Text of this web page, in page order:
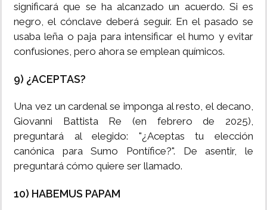
significará que se ha alcanzado un acuerdo. Si es
negro, el cónclave deberá seguir. En el pasado se
usaba leña o paja para intensificar el humo y evitar
confusiones, pero ahora se emplean químicos.
9) ¿ACEPTAS?
Una vez un cardenal se imponga al resto, el decano,
Giovanni Battista Re (en febrero de 2025),
preguntará al elegido: "¿Aceptas tu elección
canónica para Sumo Pontífice?". De asentir, le
preguntará cómo quiere ser llamado.
10) HABEMUS PAPAM